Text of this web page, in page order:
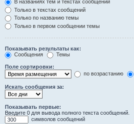
В названиях тем и текстах сообщений
Только в текстах сообщений
Только по названию темы
Только в первом сообщении темы
Показывать результаты как:
Сообщения
Темы
Поле сортировки:
по возрастанию
Искать сообщения за:
Показывать первые:
Введите 0 для вывода полного текста сообщений.
символов сообщений